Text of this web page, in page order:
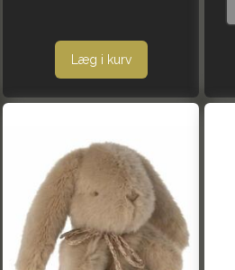
Læg i kurv